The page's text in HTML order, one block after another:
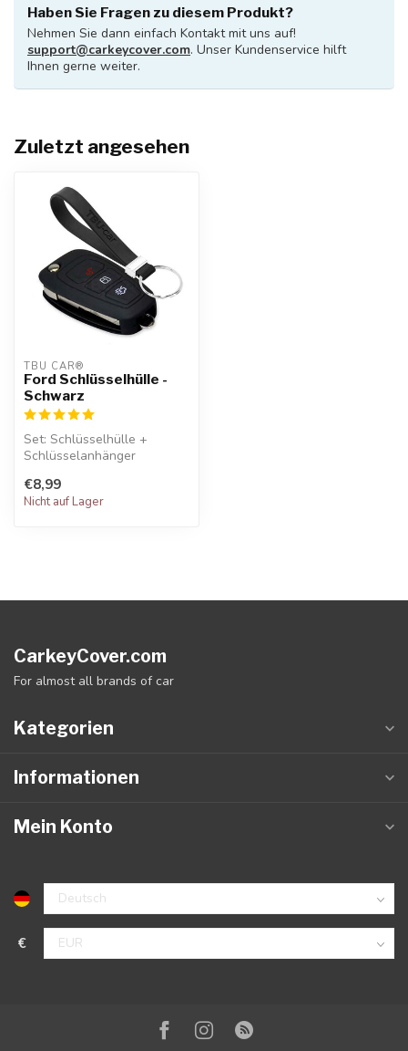
Haben Sie Fragen zu diesem Produkt?
Nehmen Sie dann einfach Kontakt mit uns auf!
support@carkeycover.com. Unser Kundenservice hilft
Ihnen gerne weiter.
Zuletzt angesehen
TBU CAR®
Ford Schlüsselhülle -
Schwarz
Set: Schlüsselhülle +
Schlüsselanhänger
€8,99
Nicht auf Lager
CarkeyCover.com
For almost all brands of car
Kategorien
Informationen
Mein Konto
€